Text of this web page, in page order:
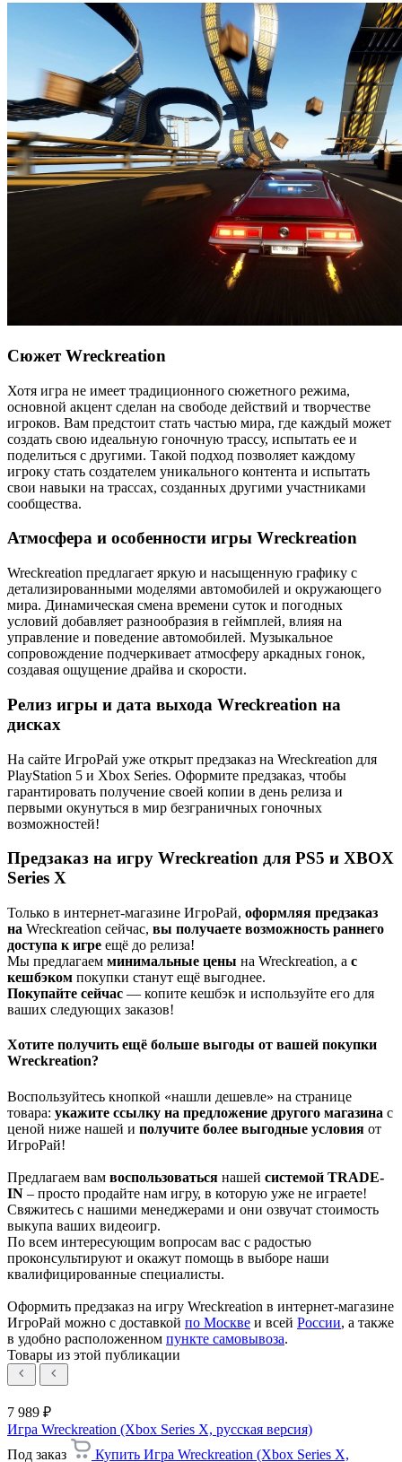
Сюжет Wreckreation
Хотя игра не имеет традиционного сюжетного режима,
основной акцент сделан на свободе действий и творчестве
игроков. Вам предстоит стать частью мира, где каждый может
создать свою идеальную гоночную трассу, испытать ее и
поделиться с другими. Такой подход позволяет каждому
игроку стать создателем уникального контента и испытать
свои навыки на трассах, созданных другими участниками
сообщества.​
Атмосфера и особенности игры Wreckreation
Wreckreation предлагает яркую и насыщенную графику с
детализированными моделями автомобилей и окружающего
мира. Динамическая смена времени суток и погодных
условий добавляет разнообразия в геймплей, влияя на
управление и поведение автомобилей. Музыкальное
сопровождение подчеркивает атмосферу аркадных гонок,
создавая ощущение драйва и скорости.​
Релиз игры и дата выхода Wreckreation на
дисках
На сайте ИгроРай уже открыт предзаказ на Wreckreation для
PlayStation 5 и Xbox Series. Оформите предзаказ, чтобы
гарантировать получение своей копии в день релиза и
первыми окунуться в мир безграничных гоночных
возможностей!
Предзаказ на игру Wreckreation для PS5 и XBOX
Series X
Только в интернет-магазине ИгроРай, оформляя предзаказ
на Wreckreation сейчас, вы получаете возможность раннего
доступа к игре ещё до релиза!
Мы предлагаем минимальные цены на Wreckreation, а с
кешбэком покупки станут ещё выгоднее.
Покупайте сейчас — копите кешбэк и используйте его для
ваших следующих заказов!
Хотите получить ещё больше выгоды от вашей покупки
Wreckreation?
Воспользуйтесь кнопкой «нашли дешевле» на странице
товара: укажите ссылку на предложение другого магазина с
ценой ниже нашей и получите более выгодные условия от
ИгроРай!
Предлагаем вам воспользоваться нашей системой TRADE-
IN – просто продайте нам игру, в которую уже не играете!
Свяжитесь с нашими менеджерами и они озвучат стоимость
выкупа ваших видеоигр.
По всем интересующим вопросам вас с радостью
проконсультируют и окажут помощь в выборе наши
квалифицированные специалисты.
Оформить предзаказ на игру Wreckreation в интернет-магазине
ИгроРай можно с доставкой по Москве и всей России, а также
в удобно расположенном пункте самовывоза.
Товары из этой публикации
7 989 ₽
Игра Wreckreation (Xbox Series X, русская версия)
Под заказ
Купить Игра Wreckreation (Xbox Series X,